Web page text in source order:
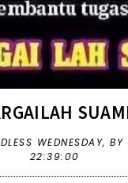
WEDNESDAY, BY
22:39:00